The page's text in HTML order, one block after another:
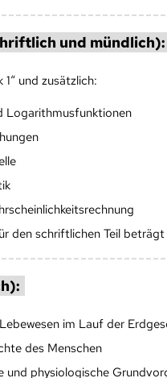
und mündlich):
und zusätzlich:
Logarithmusfunktionen
den schriftlichen Teil
im Lauf der
des Menschen
und physiologische